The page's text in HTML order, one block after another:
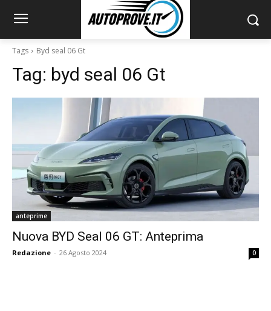
Tags Byd seal 06 Gt
Tag: byd seal 06 Gt
anteprime
Nuova BYD Seal 06 GT: Anteprima
Redazione - 26 Agosto 2024 0